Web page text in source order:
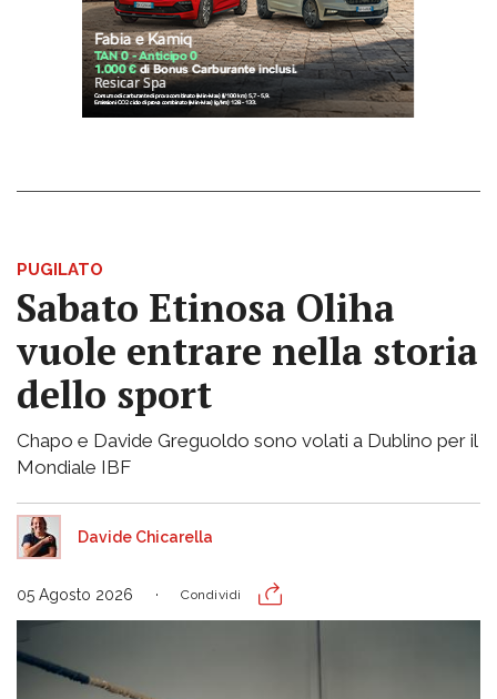
PUGILATO
Sabato Etinosa Oliha
vuole entrare nella storia
dello sport
Chapo e Davide Greguoldo sono volati a Dublino per il
Mondiale IBF
Davide Chicarella
05 Agosto 2026 Condividi